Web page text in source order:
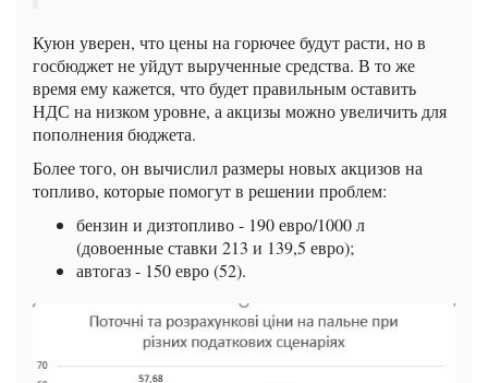
Куюн уверен, что цены на горючее будут расти, но в
госбюджет не уйдут вырученные средства. В то же
время ему кажется, что будет правильным оставить
НДС на низком уровне, а акцизы можно увеличить для
пополнения бюджета.
Более того, он вычислил размеры новых акцизов на
топливо, которые помогут в решении проблем:
бензин и дизтопливо - 190 евро/1000 л
(довоенные ставки 213 и 139,5 евро);
автогаз - 150 евро (52).